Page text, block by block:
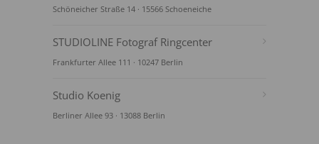
Schöneicher Straße 14 · 15566 Schoeneiche
STUDIOLINE Fotograf Ringcenter
Frankfurter Allee 111 · 10247 Berlin
Studio Koenig
Berliner Allee 93 · 13088 Berlin